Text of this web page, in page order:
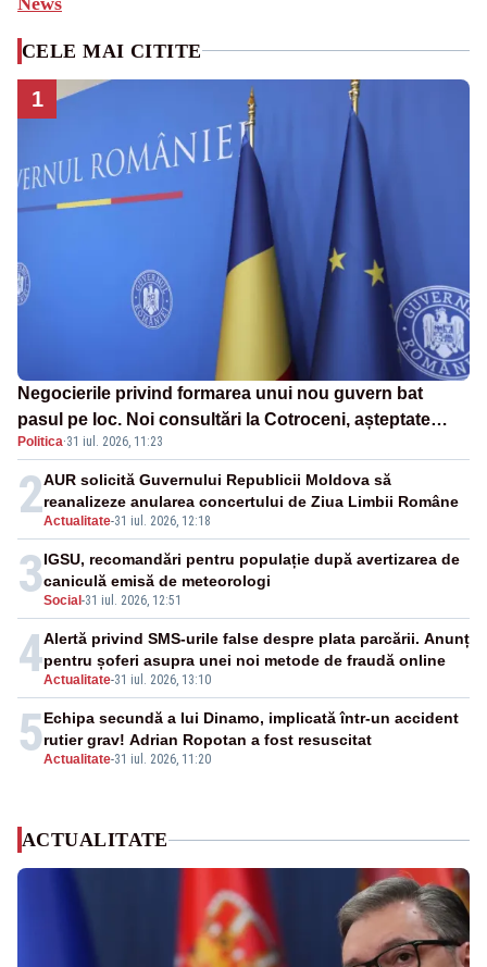
CELE MAI CITITE
1
Negocierile privind formarea unui nou guvern bat
pasul pe loc. Noi consultări la Cotroceni, așteptate
după mijlocul lunii august -SURSE
Politica·31 iul. 2026, 11:23
2Actualitate-31 iul. 2026, 12:18
AUR solicită Guvernului Republicii Moldova să
reanalizeze anularea concertului de Ziua Limbii Române
3Social -31 iul. 2026, 12:51
IGSU, recomandări pentru populație după avertizarea de
caniculă emisă de meteorologi
4Actualitate-31 iul. 2026, 13:10
Alertă privind SMS-urile false despre plata parcării. Anunț
pentru șoferi asupra unei noi metode de fraudă online
5Actualitate-31 iul. 2026, 11:20
Echipa secundă a lui Dinamo, implicată într-un accident
rutier grav! Adrian Ropotan a fost resuscitat
ACTUALITATE